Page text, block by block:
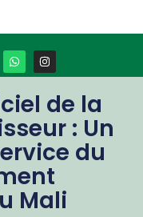
de la
: Un
du
Mali